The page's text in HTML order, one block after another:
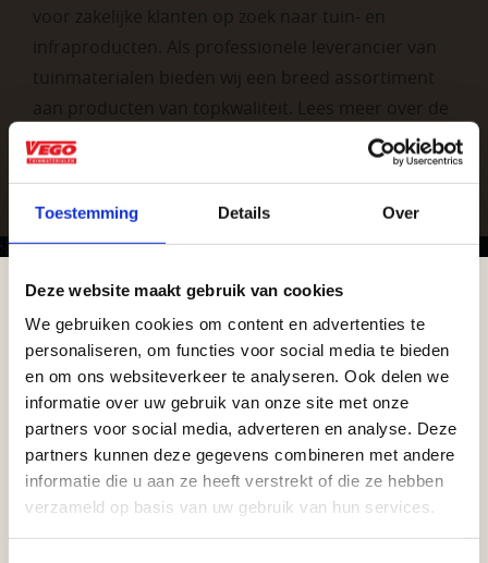
Toestemming Details Over
Deze website maakt gebruik van cookies
We gebruiken cookies om content en advertenties te
personaliseren, om functies voor social media te bieden
en om ons websiteverkeer te analyseren. Ook delen we
informatie over uw gebruik van onze site met onze
partners voor social media, adverteren en analyse. Deze
partners kunnen deze gegevens combineren met andere
informatie die u aan ze heeft verstrekt of die ze hebben
verzameld op basis van uw gebruik van hun services.
voor zakelijke klanten op zoek naar tuin- en
infraproducten. Als professionele leverancier van
tuinmaterialen bieden wij een breed assortiment
aan producten van topkwaliteit. Lees meer over de
zakelijke mogelijkheden
Vrijblijvend advies?
Geen probleem, wij hebben alles voor uw
tuin en onze medewerkers adviseren je
graag!
Aangepaste openingstijden tijdens de
vakantieperiode
Waardenburg en Vego Dordrecht hanteren tijdens
de vakantieperiode aangepaste openingstijden op
zaterdag. Bekijk de vestigingspagina voor de
actuele openingstijden.